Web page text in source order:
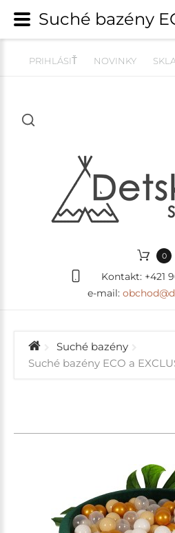
PRIHLÁSIŤ NOVINKY
0
Kontakt: +421
e-mail:
Suché bazény
Suché bazény ECO a